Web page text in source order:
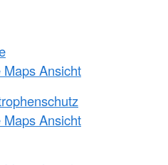
Ansicht
Ansicht